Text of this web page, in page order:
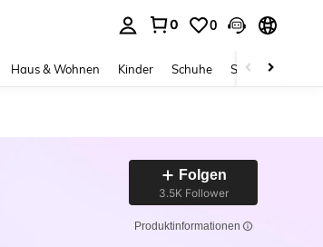
0 0
Haus & Wohnen Kinder Schuhe Schmuck &
Folgen
3.5K Follower
Produktinformationen